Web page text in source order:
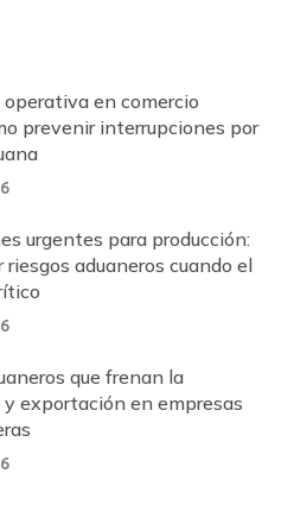
en comercio
prevenir interrupciones por
urgentes para producción:
riesgos aduaneros cuando el
que frenan la
exportación en empresas